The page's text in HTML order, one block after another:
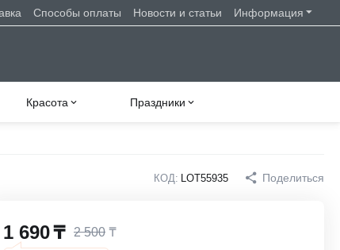
Способы оплаты Новости и статьи Информация
Красота Праздники
КОД: LOT55935 Поделиться
1 690₸ 2 500 ₸